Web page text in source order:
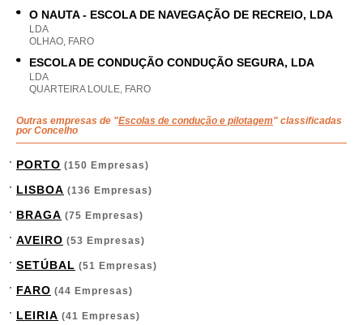
O NAUTA - ESCOLA DE NAVEGAÇÃO DE RECREIO, LDA
LDA
OLHAO, FARO
ESCOLA DE CONDUÇÃO CONDUÇÃO SEGURA, LDA
LDA
QUARTEIRA LOULE, FARO
Outras empresas de "Escolas de condução e pilotagem" classificadas
por Concelho
PORTO (150 Empresas)
LISBOA (136 Empresas)
BRAGA (75 Empresas)
AVEIRO (53 Empresas)
SETÚBAL (51 Empresas)
FARO (44 Empresas)
LEIRIA (41 Empresas)